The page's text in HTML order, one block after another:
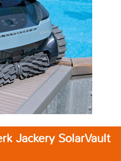
Jackery SolarVault